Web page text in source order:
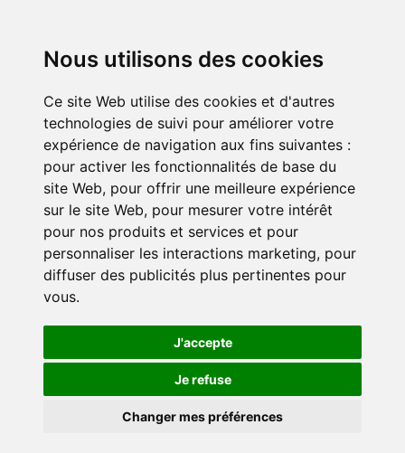
Nous utilisons des cookies
Ce site Web utilise des cookies et d'autres
technologies de suivi pour améliorer votre
expérience de navigation aux fins suivantes :
pour activer les fonctionnalités de base du
site Web, pour offrir une meilleure expérience
sur le site Web, pour mesurer votre intérêt
pour nos produits et services et pour
personnaliser les interactions marketing, pour
diffuser des publicités plus pertinentes pour
vous.
J'accepte
Je refuse
Changer mes préférences